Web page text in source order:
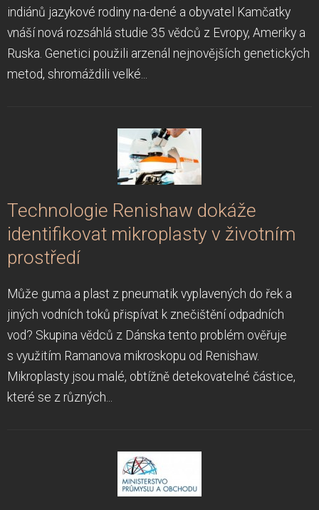
indiánů jazykové rodiny na-dené a obyvatel Kamčatky
vnáší nová rozsáhlá studie 35 vědců z Evropy, Ameriky a
Ruska. Genetici použili arzenál nejnovějších genetických
metod, shromáždili velké...
Technologie Renishaw dokáže
identifikovat mikroplasty v životním
prostředí
Může guma a plast z pneumatik vyplavených do řek a
jiných vodních toků přispívat k znečištění odpadních
vod? Skupina vědců z Dánska tento problém ověřuje
s využitím Ramanova mikroskopu od Renishaw.
Mikroplasty jsou malé, obtížně detekovatelné částice,
které se z různých...